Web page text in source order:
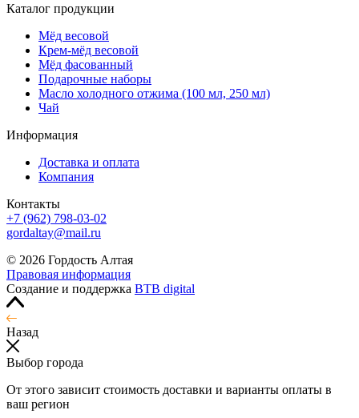
Каталог продукции
Мёд весовой
Крем-мёд весовой
Мёд фасованный
Подарочные наборы
Масло холодного отжима (100 мл, 250 мл)
Чай
Информация
Доставка и оплата
Компания
Контакты
+7 (962) 798-03-02
gordaltay@mail.ru
© 2026 Гордость Алтая
Правовая информация
Создание и поддержка BTB digital
Назад
Выбор города
От этого зависит стоимость доставки и варианты оплаты в
ваш регион